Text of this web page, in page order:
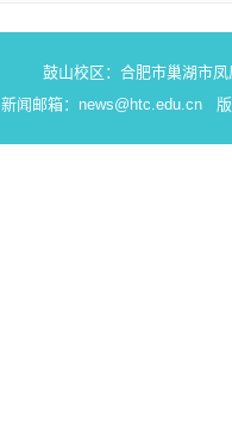
鼓山校区：合肥市巢湖市
新闻邮箱：news@htc.edu.cn